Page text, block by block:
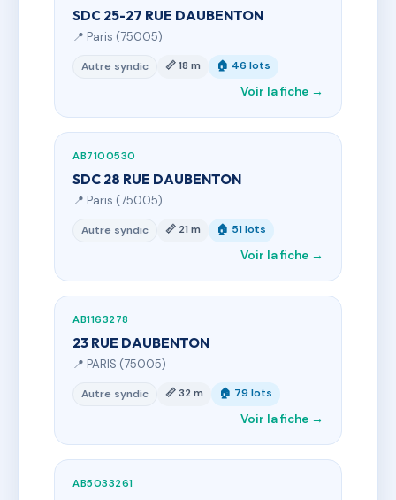
SDC 25-27 RUE DAUBENTON
📍 Paris (75005)
Autre syndic 📏 18 m 🏠 46 lots
Voir la fiche →
AB7100530
SDC 28 RUE DAUBENTON
📍 Paris (75005)
Autre syndic 📏 21 m 🏠 51 lots
Voir la fiche →
AB1163278
23 RUE DAUBENTON
📍 PARIS (75005)
Autre syndic 📏 32 m 🏠 79 lots
Voir la fiche →
AB5033261